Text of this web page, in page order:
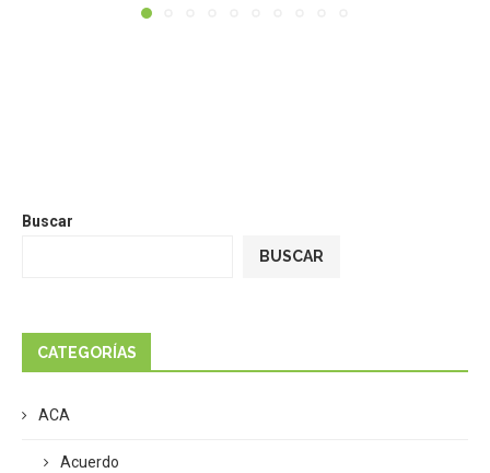
Buscar
BUSCAR
CATEGORÍAS
ACA
Acuerdo